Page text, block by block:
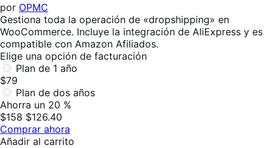
por OPMC
Gestiona toda la operación de «dropshipping» en
WooCommerce. Incluye la integración de AliExpress y es
compatible con Amazon Afiliados.
Elige una opción de facturación
Plan de 1 año
$79
Plan de dos años
Ahorra un 20 %
$158 $126.40
Comprar ahora
Añadir al carrito